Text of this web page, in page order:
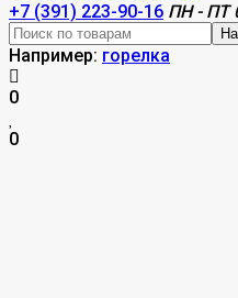
+7 (391) 223-90-16 ПН - ПТ
Например: горелка
0
0